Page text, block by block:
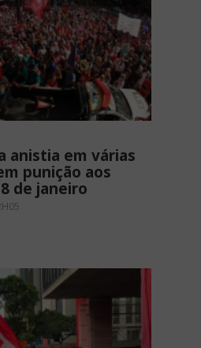
anistia em várias
punição aos
de janeiro